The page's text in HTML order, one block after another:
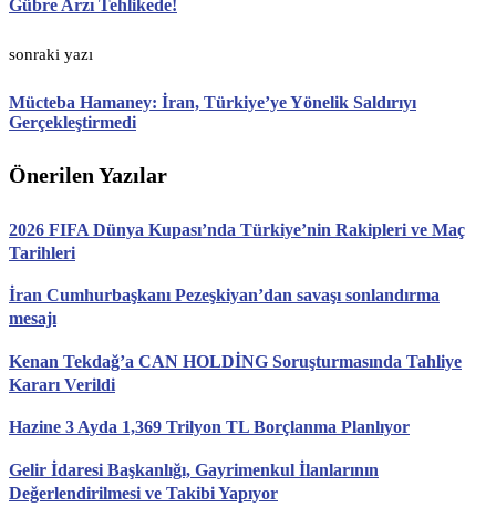
Gübre Arzı Tehlikede!
sonraki yazı
Mücteba Hamaney: İran, Türkiye’ye Yönelik Saldırıyı
Gerçekleştirmedi
Önerilen Yazılar
2026 FIFA Dünya Kupası’nda Türkiye’nin Rakipleri ve Maç
Tarihleri
İran Cumhurbaşkanı Pezeşkiyan’dan savaşı sonlandırma
mesajı
Kenan Tekdağ’a CAN HOLDİNG Soruşturmasında Tahliye
Kararı Verildi
Hazine 3 Ayda 1,369 Trilyon TL Borçlanma Planlıyor
Gelir İdaresi Başkanlığı, Gayrimenkul İlanlarının
Değerlendirilmesi ve Takibi Yapıyor